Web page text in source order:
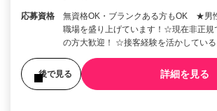
応募資格
無資格OK・ブランクある方もOK ★男
職場を盛り上げています！☆現在非正規
の方大歓迎！ ☆接客経験を活かしてい
後で見る 詳細を見る